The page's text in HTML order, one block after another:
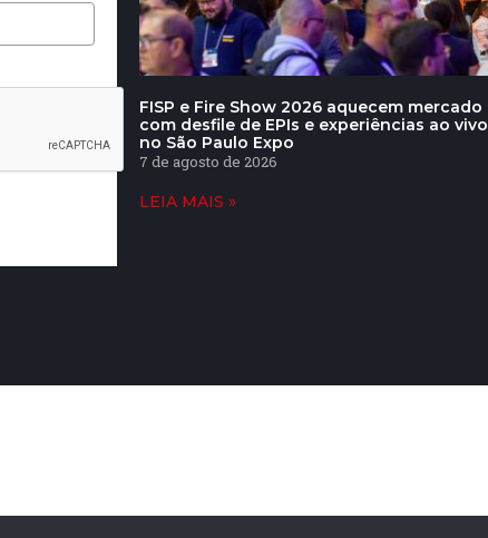
FISP e Fire Show 2026 aquecem mercado
com desfile de EPIs e experiências ao vivo
no São Paulo Expo
7 de agosto de 2026
LEIA MAIS »